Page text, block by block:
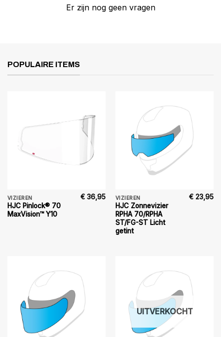
Er zijn nog geen vragen
POPULAIRE ITEMS
VIZIEREN
HJC Pinlock® 70
MaxVision™ Y10
€ 36,95 VIZIEREN
HJC Zonnevizier
RPHA 70/RPHA
ST/FG-ST Licht
getint
€ 23,95
UITVERKOCHT